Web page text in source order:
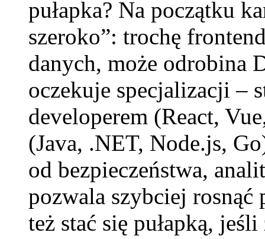
pułapka? Na początku
szeroko”: trochę
danych, może odrobina
oczekuje specjalizacji –
developerem (React,
(Java, .NET, Node.js,
od bezpieczeństwa,
pozwala szybciej rosnąć
też stać się pułapką,